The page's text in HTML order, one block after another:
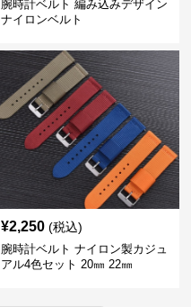
腕時計ベルト 編み込みデザイン
ナイロンベルト
¥2,250 (税込)
腕時計ベルト ナイロン製カジュ
アル4色セット 20㎜ 22㎜